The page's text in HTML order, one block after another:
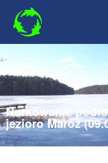
content
Nurkowanie
jezioro Maróz